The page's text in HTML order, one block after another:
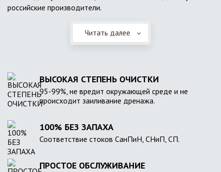
российские производители.
Читать далее
ВЫСОКАЯ СТЕПЕНЬ ОЧИСТКИ
95-99%, не вредит окружающей среде и не
происходит заиливание дренажа.
100% БЕЗ ЗАПАХА
Соответствие стоков СанПиН, СНиП, СП.
ПРОСТОЕ ОБСЛУЖИВАНИЕ